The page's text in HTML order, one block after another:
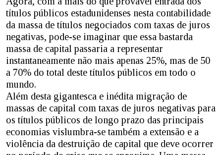
títulos públicos estadunidenses nesta contabilidade
da massa de títulos negociados com taxas de juros
negativas, pode-se imaginar que essa bastarda
massa de capital passaria a representar
instantaneamente não mais apenas 25%, mas de 50
a 70% do total deste títulos públicos em todo o
mundo.
Além desta gigantesca e inédita migração de
massas de capital com taxas de juros negativas para
os títulos públicos de longo prazo das principais
economias vislumbra-se também a extensão e a
violência da destruição de capital que deve ocorrer